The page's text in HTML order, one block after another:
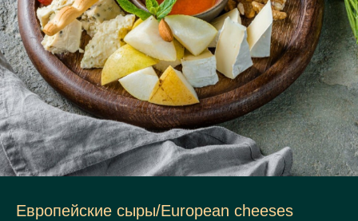
Европейские сыры/European cheeses